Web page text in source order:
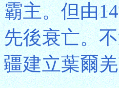
霸主。但由
先後衰亡。
疆建立葉爾